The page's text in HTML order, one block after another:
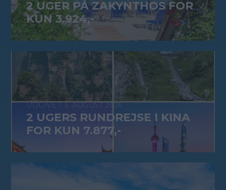
2 UGER PÅ ZAKYNTHOS FOR
KUN 3.924,-
5. AUGUST 2026
2 UGERS RUNDREJSE I KINA
FOR KUN 7.877,-